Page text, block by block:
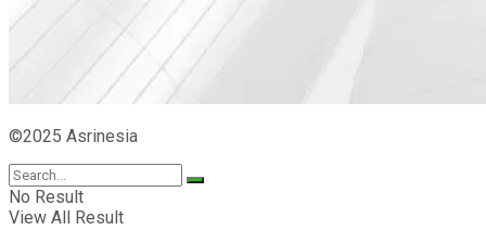
©2025 Asrinesia
No Result
View All Result